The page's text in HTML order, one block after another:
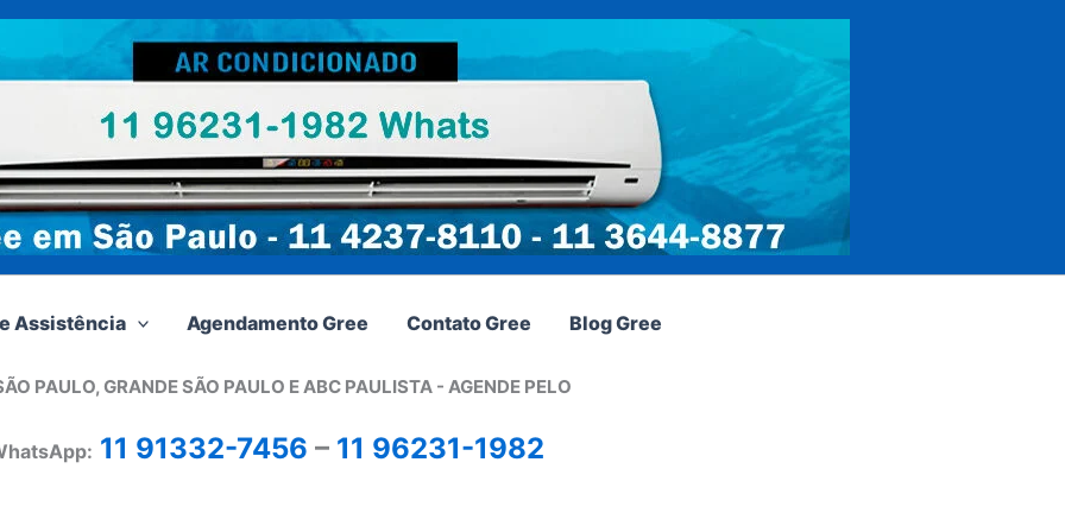
Assistência Agendamento Gree Contato Gree Blog Gree
PAULO, GRANDE SÃO PAULO E ABC PAULISTA - AGENDE PELO
11 91332-7456 – 11 96231-1982